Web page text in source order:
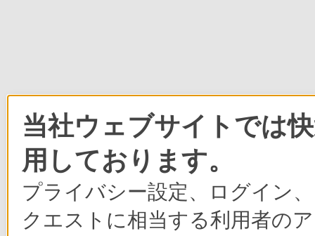
当社ウェブサイトでは
用しております。
プライバシー設定、ログイン
クエストに相当する利用者の